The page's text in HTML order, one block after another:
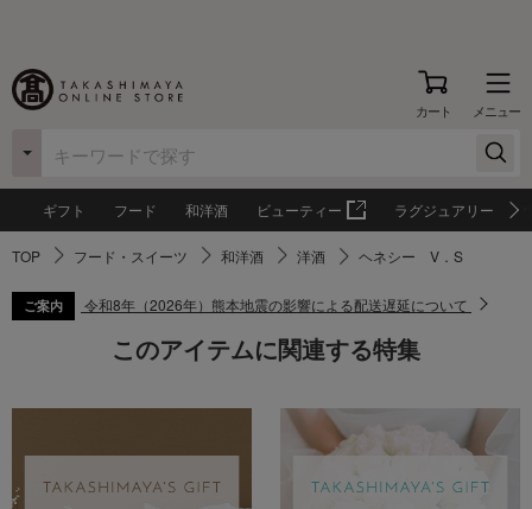
カート メニュー
ギフト フード 和洋酒 ビューティー ラグジュアリー
TOP フード・スイーツ 和洋酒 洋酒 ヘネシー V．S
ご案内 令和8年（2026年）熊本地震の影響による配送遅延について
このアイテムに関連する特集